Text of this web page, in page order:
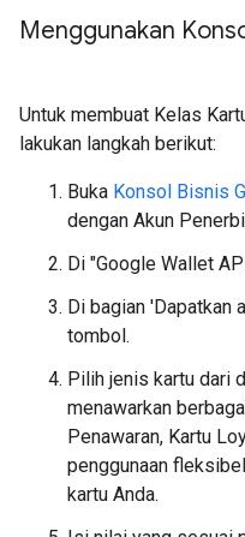
Menggunakan
Untuk membuat Kelas
lakukan langkah berikut:
Buka Konsol Bisnis
dengan Akun
Di "Google Wallet
Di bagian 'Dapatkan
tombol.
Pilih jenis kartu dari
menawarkan
Penawaran, Kartu
penggunaan
kartu Anda.